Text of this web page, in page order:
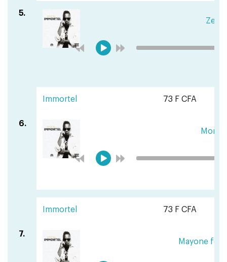
5.
Zero
Immortel 73 F CFA
6.
Mong
Immortel 73 F CFA
7.
Mayone